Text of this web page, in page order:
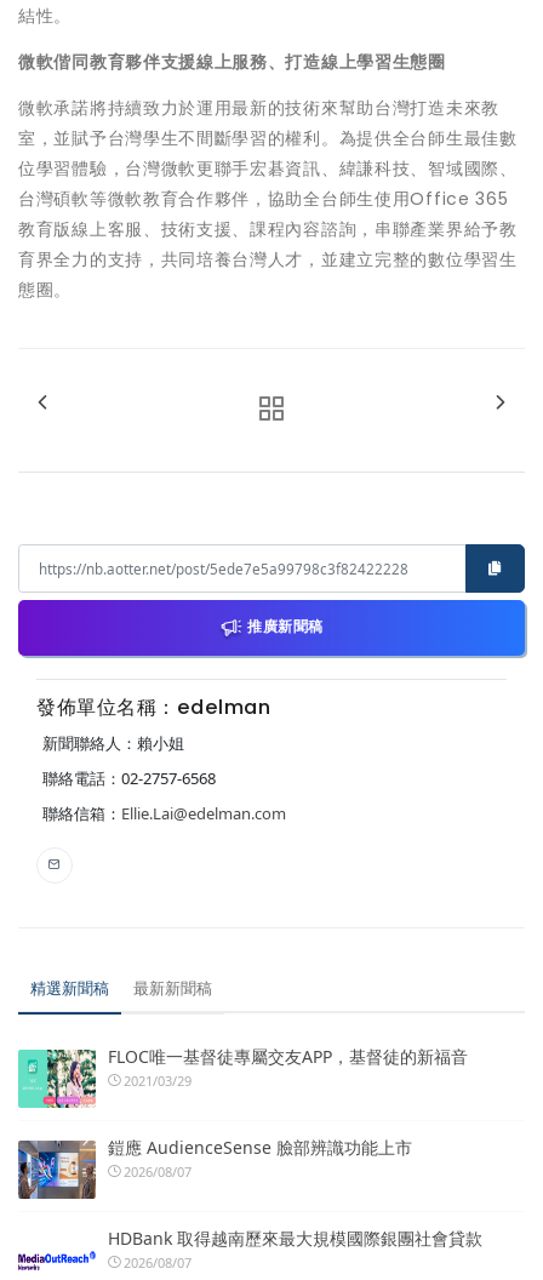
結性。
微軟偕同教育夥伴支援線上服務、打造線上學習生態圈
微軟承諾將持續致力於運用最新的技術來幫助台灣打造未來教
室，並賦予台灣學生不間斷學習的權利。為提供全台師生最佳數
位學習體驗，台灣微軟更聯手宏碁資訊、緯謙科技、智域國際、
台灣碩軟等微軟教育合作夥伴，協助全台師生使用Office 365
教育版線上客服、技術支援、課程內容諮詢，串聯產業界給予教
育界全力的支持，共同培養台灣人才，並建立完整的數位學習生
態圈。
推廣新聞稿
發佈單位名稱：edelman
新聞聯絡人：賴小姐
聯絡電話：02-2757-6568
聯絡信箱： Ellie.Lai@edelman.com
精選新聞稿 最新新聞稿
FLOC唯一基督徒專屬交友APP，基督徒的新福音
2021/03/29
鎧應 AudienceSense 臉部辨識功能上市
2026/08/07
HDBank 取得越南歷來最大規模國際銀團社會貸款
2026/08/07